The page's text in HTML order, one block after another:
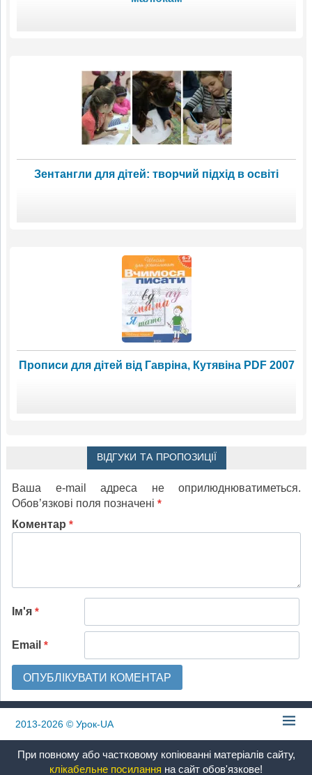
Зентангли для дітей: творчий підхід в освіті
Прописи для дітей від Гавріна, Кутявіна PDF 2007
ВІДГУКИ ТА ПРОПОЗИЦІЇ
Ваша e-mail адреса не оприлюднюватиметься.
Обов’язкові поля позначені *
Коментар *
Ім'я *
Email *
2013-2026© Урок-UA
При повному або частковому копіюванні матеріалів сайту,
клікабельне посилання на сайт обов'язкове!